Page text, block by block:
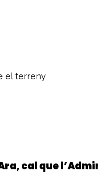
el terreny
cal que